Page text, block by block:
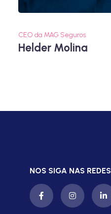
CEO da MAG Seguros
Helder Molina
NOS SIGA NAS REDES